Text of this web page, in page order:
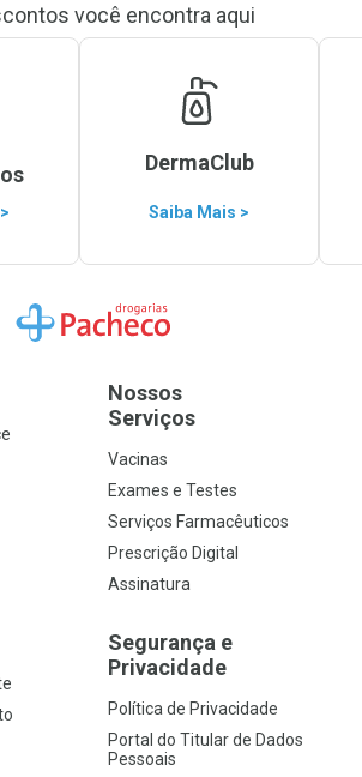
você encontra aqui
DermaClub
Saiba Mais >
Ir para a Home
Nossos
Serviços
Vacinas
Exames e Testes
Serviços Farmacêuticos
Prescrição Digital
Assinatura
Segurança e
Privacidade
Política de Privacidade
Portal do Titular de Dados
Pessoais